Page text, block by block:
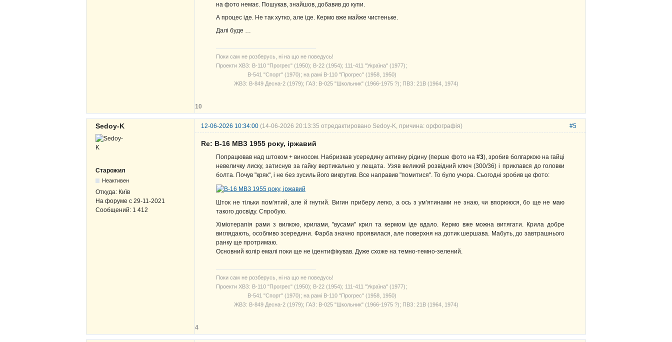
на фото немає. Пошукав, знайшов, добавив до купи.
А процес іде. Не так хутко, але іде. Кермо вже майже чистеньке.
Далі буде …
Поки сам не розберусь, ні на що не поведусь!
Проекти ХВЗ: В-110 "Прогрес" (1950); В-22 (1954); 111-411 "Україна" (1977);
В-541 "Спорт" (1970); на рамі В-110 "Прогрес" (1958, 1950)
ЖВЗ: В-849 Десна-2 (1979); ГАЗ: В-025 "Школьник" (1966-1975 ?); ПВЗ: 21В (1964, 1974)
10
#5
Sedoy-K 12-06-2026 10:34:00 (14-06-2026 20:13:35 отредактировано Sedoy-K, причина: орфографія)
Старожил
Неактивен
Откуда: Київ
На форуме с 29-11-2021
Сообщений: 1 412
Re: В-16 МВЗ 1955 року, іржавий
Попрацював над штоком + виносом. Набризкав усередину активну рідину (перше фото на #3), зробив болгаркою на гайці
невеличку лиску, затиснув за гайку вертикально у лещата. Узяв великий розвідний ключ (300/36) і приклався до головки
болта. Почув "кряк", і не без зусиль його викрутив. Все направив "помитися". То було учора. Сьогодні зробив це фото:
Шток не тільки пом’ятий, але й гнутий. Вигин приберу легко, а ось з ум’ятинами не знаю, чи впорююся, бо ще не маю
такого досвіду. Спробую.
Хіміотерапія рами з вилкою, крилами, "вусами" крил та кермом іде вдало. Кермо вже можна витягати. Крила добре
виглядають, особливо зсередини. Фарба значно проявилася, але поверхня на дотик шершава. Мабуть, до завтрашнього
ранку ще протримаю.
Основний колір емалі поки ще не ідентифікував. Дуже схоже на темно-темно-зелений.
Поки сам не розберусь, ні на що не поведусь!
Проекти ХВЗ: В-110 "Прогрес" (1950); В-22 (1954); 111-411 "Україна" (1977);
В-541 "Спорт" (1970); на рамі В-110 "Прогрес" (1958, 1950)
ЖВЗ: В-849 Десна-2 (1979); ГАЗ: В-025 "Школьник" (1966-1975 ?); ПВЗ: 21В (1964, 1974)
4